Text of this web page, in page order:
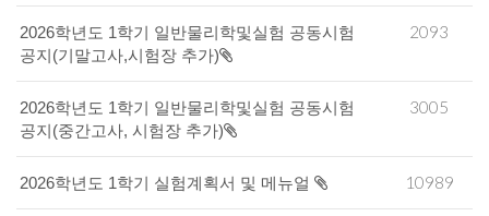
2026학년도 1학기 일반물리학및실험 공동시험
공지(기말고사,시험장 추가)
2093
2026학년도 1학기 일반물리학및실험 공동시험
공지(중간고사, 시험장 추가)
3005
2026학년도 1학기 실험계획서 및 메뉴얼 10989